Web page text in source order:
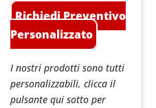
Richiedi Preventivo
Personalizzato
I nostri prodotti sono tutti
personalizzabili, clicca il
pulsante qui sotto per